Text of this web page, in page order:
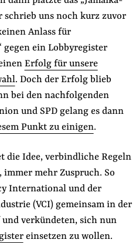
schrieb uns noch kurz zuvor
Anlass für
gegen ein Lobbyregister
Erfolg für unsere
. Doch der Erfolg blieb
bei den nachfolgenden
und SPD gelang es dann
Punkt zu einigen.
die Idee, verbindliche Regeln
mehr Zuspruch. So
International und der
(VCI) gemeinsam in der
verkündeten, sich nun
einsetzen zu wollen.